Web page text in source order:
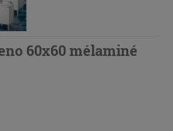
60x60 mélaminé